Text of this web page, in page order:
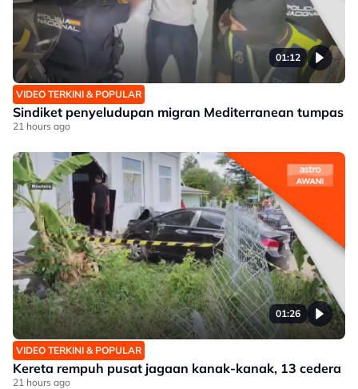
01:12
VIDEO TERKINI & POPULAR
Sindiket penyeludupan migran Mediterranean tumpas
21 hours ago
01:26
VIDEO TERKINI & POPULAR
Kereta rempuh pusat jagaan kanak-kanak, 13 cedera
21 hours ago